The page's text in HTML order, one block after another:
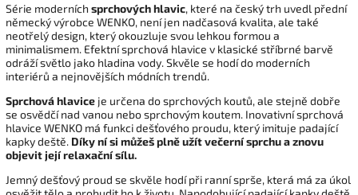
Série moderních sprchových hlavic, které na český trh uvedl přední
německý výrobce WENKO, není jen nadčasová kvalita, ale také
neotřelý design, který okouzluje svou lehkou formou a
minimalismem. Efektní sprchová hlavice v klasické stříbrné barvě
odráží světlo jako hladina vody. Skvěle se hodí do moderních
interiérů a nejnovějších módních trendů.
Sprchová hlavice je určena do sprchových koutů, ale stejně dobře
se osvědčí nad vanou nebo sprchovým koutem. Inovativní sprchová
hlavice WENKO má funkci dešťového proudu, který imituje padající
kapky deště. Díky ní si můžeš plně užít večerní sprchu a znovu
objevit její relaxační sílu.
Jemný dešťový proud se skvěle hodí při ranní sprše, která má za úkol